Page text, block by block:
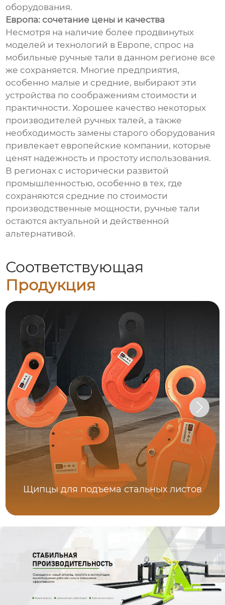
оборудования.
Европа: сочетание цены и качества
Несмотря на наличие более продвинутых
моделей и технологий в Европе, спрос на
мобильные ручные тали в данном регионе все
же сохраняется. Многие предприятия,
особенно малые и средние, выбирают эти
устройства по соображениям стоимости и
практичности. Хорошее качество некоторых
производителей ручных талей, а также
необходимость замены старого оборудования
привлекает европейские компании, которые
ценят надежность и простоту использования.
В регионах с исторически развитой
промышленностью, особенно в тех, где
сохраняются средние по стоимости
производственные мощности, ручные тали
остаются актуальной и действенной
альтернативой.
Соответствующая
Продукция
Щипцы для подъема стальных листов